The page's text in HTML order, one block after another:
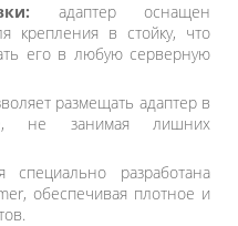
адаптер оснащен
крепления в стойку, что
его в любую серверную
размещать адаптер в
не занимая лишних
специально разработана
обеспечивая плотное и